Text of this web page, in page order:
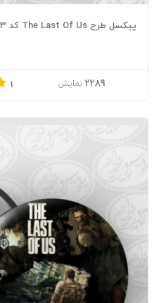
پیکسل طرح The Last Of Us کد 03
2289 نمایش 1